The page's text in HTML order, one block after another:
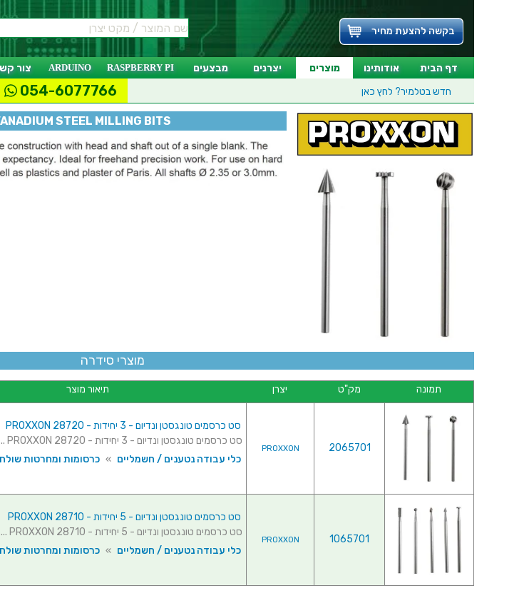
בקשה להצעת מחיר
דף הבית אודותינו מוצרים יצרנים מבצעים RASPBERRY PI
ARDUINO צור
חדש בטלמיר? לחץ כאן 054-6077766
STEEL MILLING BITS
מוצרי סידרה
תמונה מק"ט יצרן תיאור מוצר
2065701
PROXXON
סט כרסמים טונגסטן ונדיום - 3 יחידות - PROXXON 28720
סט כרסמים טונגסטן ונדיום - 3 יחידות - PROXXON 28720 ...
כלי עבודה נטענים / חשמליים » כרסומות ומחרטות
1065701
PROXXON
סט כרסמים טונגסטן ונדיום - 5 יחידות - PROXXON 28710
סט כרסמים טונגסטן ונדיום - 5 יחידות - PROXXON 28710 ...
כלי עבודה נטענים / חשמליים » כרסומות ומחרטות